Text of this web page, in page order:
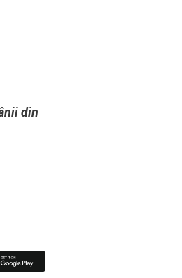
din